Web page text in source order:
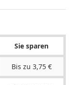
Sie sparen
Bis zu 3,75 €